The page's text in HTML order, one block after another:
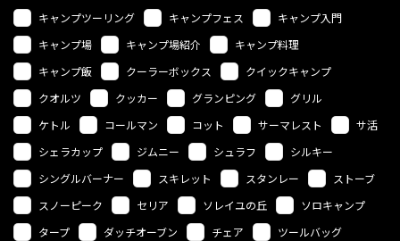
キャンプツーリング
キャンプフェス
キャンプ入門
キャンプ場
キャンプ場紹介
キャンプ料理
キャンプ飯
クーラーボックス
クイックキャンプ
クオルツ
クッカー グランピング
グリル
ケトル
コールマン コット サーマレスト
サ活
シェラカップ
ジムニー シュラフ
シルキー
シングルバーナー
スキレット スタンレー
ストーブ
スノーピーク
セリア ソレイユの丘
ソロキャンプ
タープ
ダッチオーブン チェア
ツールバッグ